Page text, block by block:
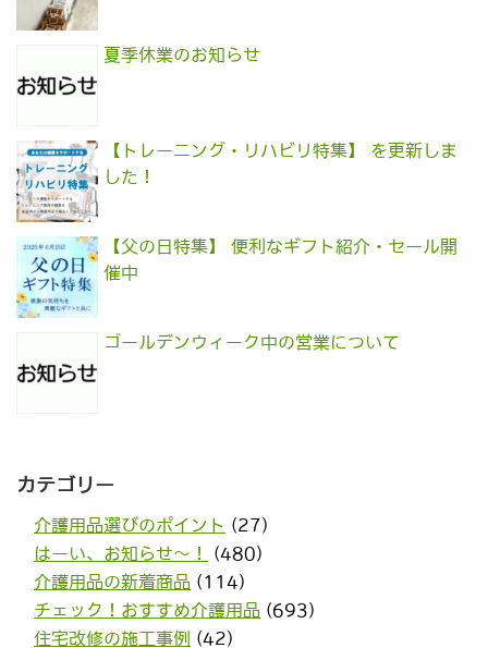
夏季休業のお知らせ
【トレーニング・リハビリ特集】 を更新しま
した！
【父の日特集】 便利なギフト紹介・セール開
催中
ゴールデンウィーク中の営業について
カテゴリー
介護用品選びのポイント (27)
はーい、お知らせ〜！
(480)
介護用品の新着商品 (114)
チェック！おすすめ介護用品 (693)
住宅改修の施工事例
(42)